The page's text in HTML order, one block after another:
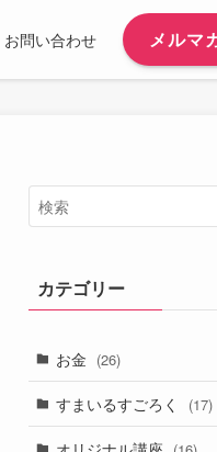
お問い合わせ メルマ
カテゴリー
お金 (26)
すまいるすごろく (17)